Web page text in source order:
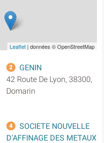
Leaflet | données © OpenStreetMap
2
GENIN
42 Route De Lyon, 38300,
Domarin
4
SOCIETE NOUVELLE
D'AFFINAGE DES METAUX